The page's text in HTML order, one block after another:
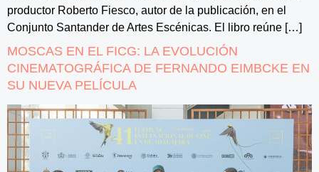
productor Roberto Fiesco, autor de la publicación, en el
Conjunto Santander de Artes Escénicas. El libro reúne […]
MOSCAS EN EL FICG: LA EVOLUCIÓN
CINEMATOGRÁFICA DE FERNANDO EIMBCKE EN
SU NUEVA PELÍCULA